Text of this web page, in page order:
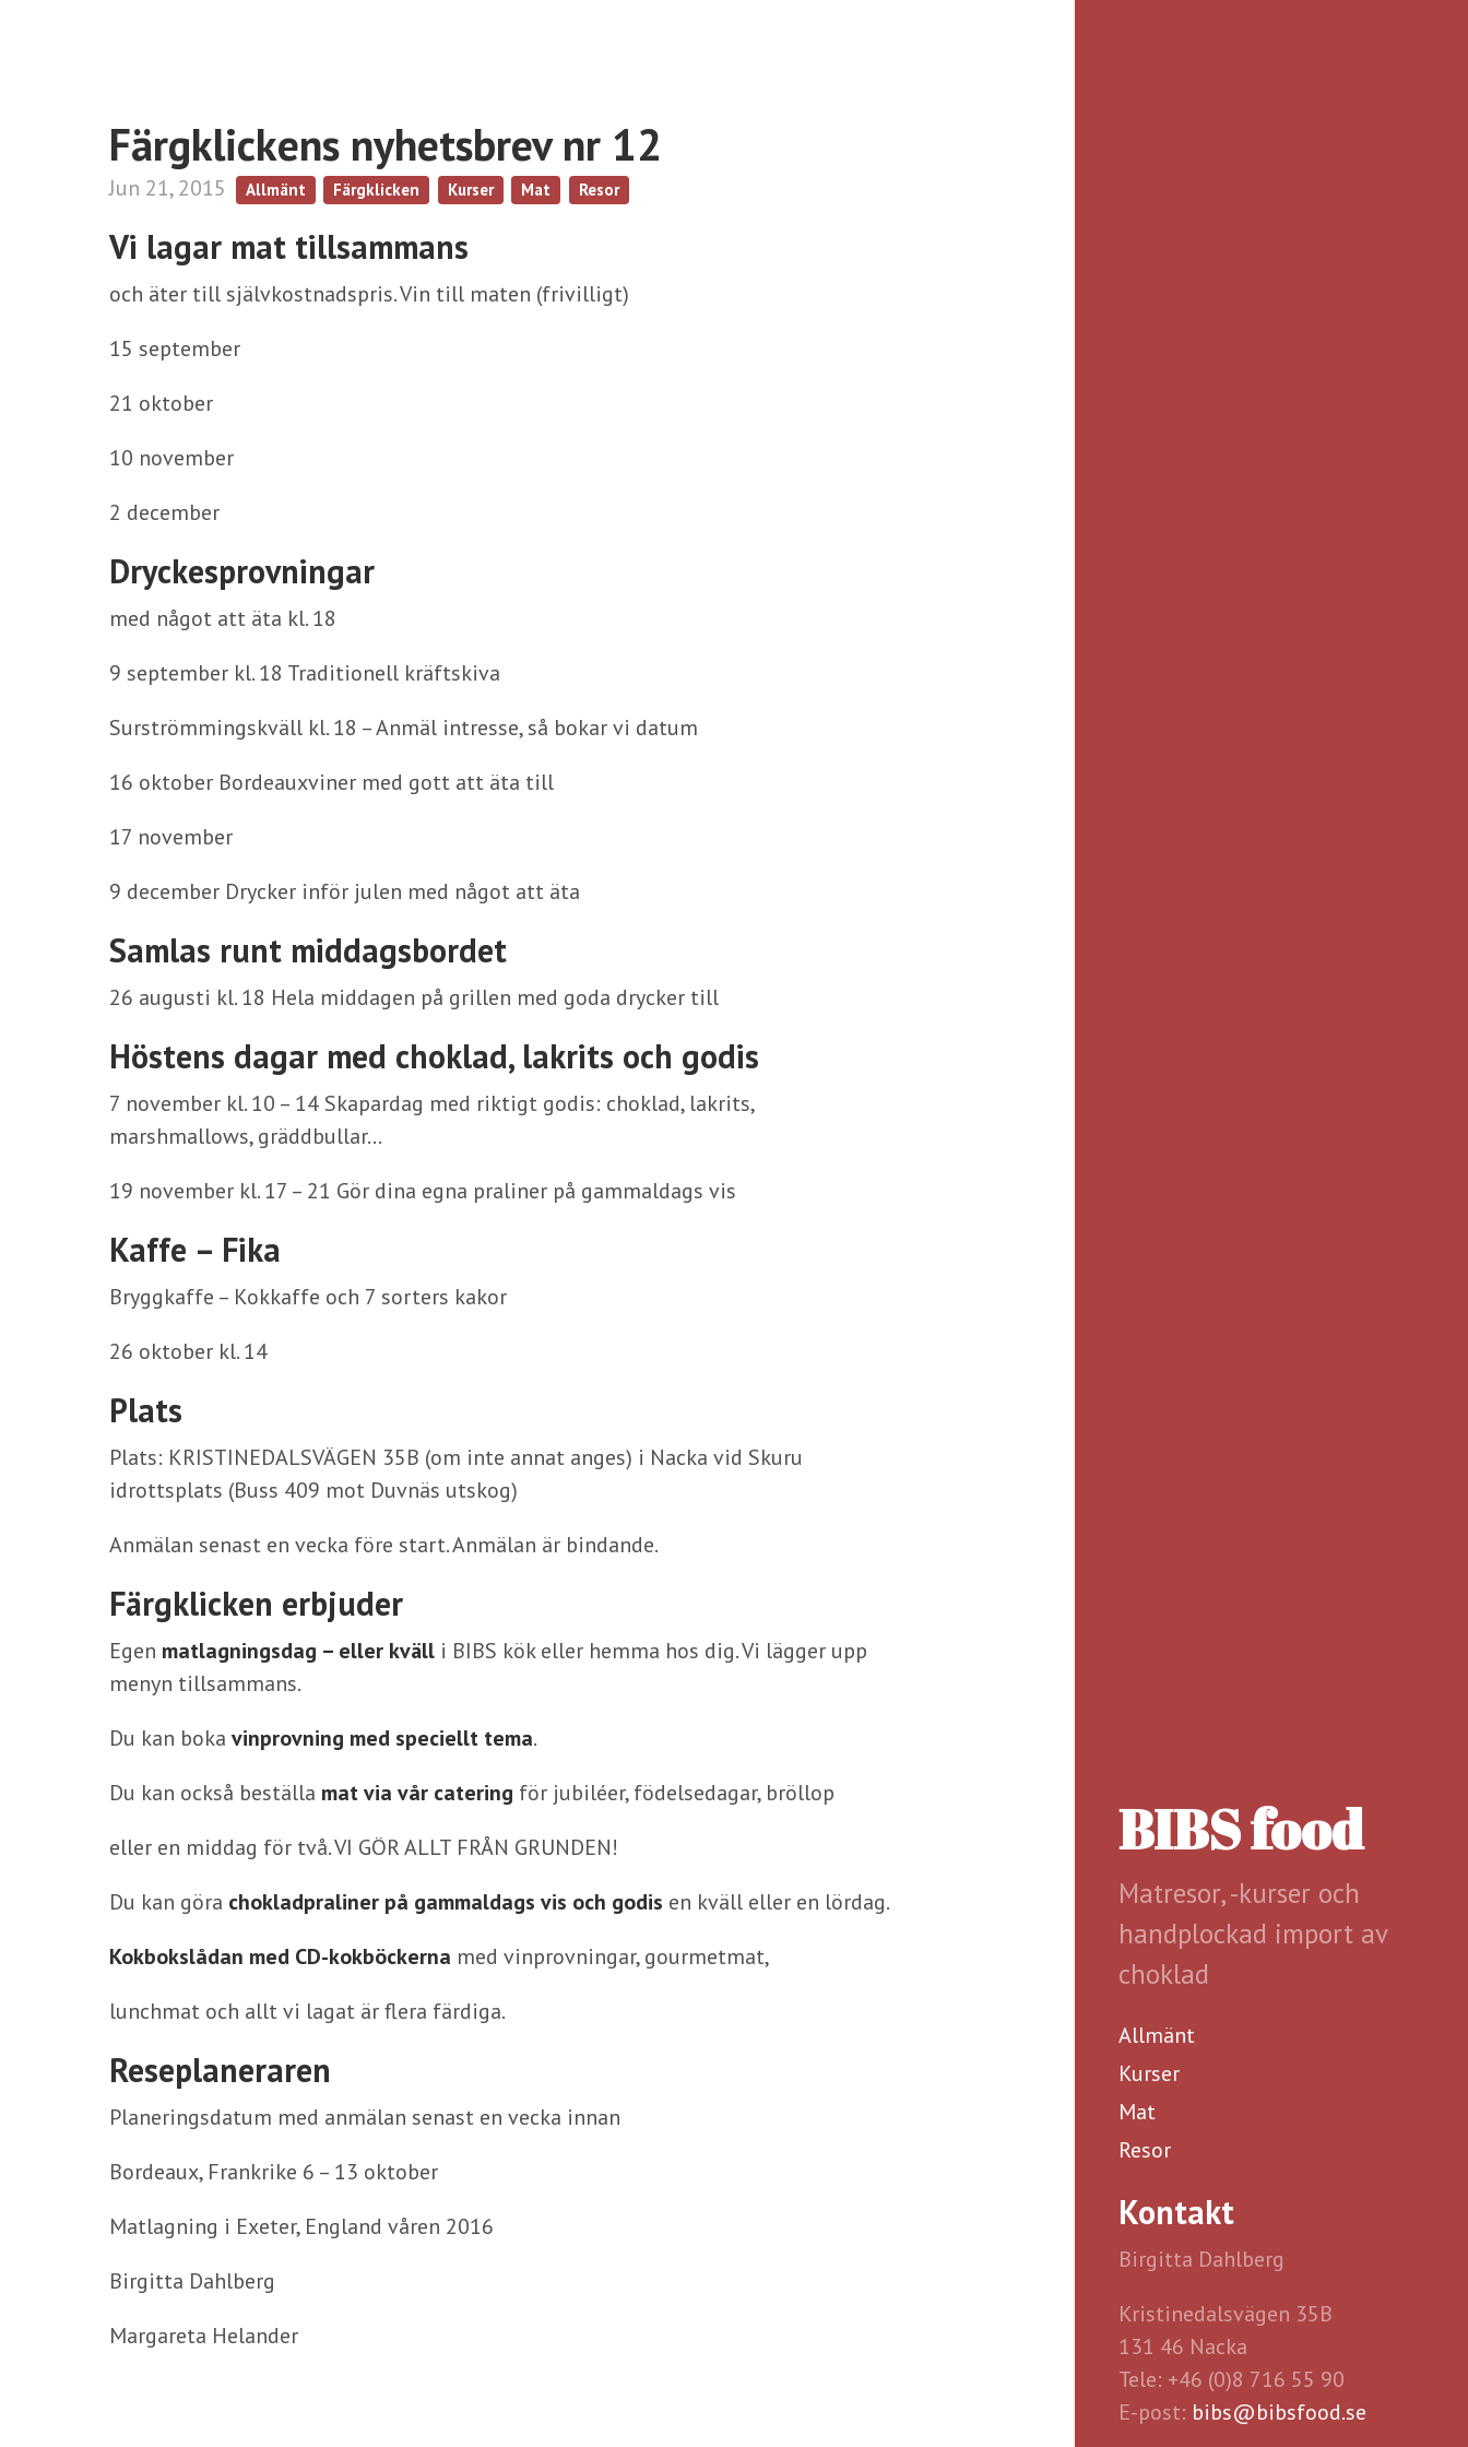
BIBS food
Matresor, -kurser och
handplockad import av
choklad
Allmänt
Kurser
Mat
Resor
Kontakt
Birgitta Dahlberg
Kristinedalsvägen 35B
131 46 Nacka
Tele: +46 (0)8 716 55 90
E-post: bibs@bibsfood.se
Färgklickens nyhetsbrev nr 12
Jun 21, 2015 Allmänt Färgklicken Kurser Mat Resor
Vi lagar mat tillsammans
och äter till självkostnadspris. Vin till maten (frivilligt)
15 september
21 oktober
10 november
2 december
Dryckesprovningar
med något att äta kl. 18
9 september kl. 18 Traditionell kräftskiva
Surströmmingskväll kl. 18 – Anmäl intresse, så bokar vi datum
16 oktober Bordeauxviner med gott att äta till
17 november
9 december Drycker inför julen med något att äta
Samlas runt middagsbordet
26 augusti kl. 18 Hela middagen på grillen med goda drycker till
Höstens dagar med choklad, lakrits och godis
7 november kl. 10 – 14 Skapardag med riktigt godis: choklad, lakrits,
marshmallows, gräddbullar…
19 november kl. 17 – 21 Gör dina egna praliner på gammaldags vis
Kaffe – Fika
Bryggkaffe – Kokkaffe och 7 sorters kakor
26 oktober kl. 14
Plats
Plats: KRISTINEDALSVÄGEN 35B (om inte annat anges) i Nacka vid Skuru
idrottsplats (Buss 409 mot Duvnäs utskog)
Anmälan senast en vecka före start. Anmälan är bindande.
Färgklicken erbjuder
Egen matlagningsdag – eller kväll i BIBS kök eller hemma hos dig. Vi lägger upp
menyn tillsammans.
Du kan boka vinprovning med speciellt tema.
Du kan också beställa mat via vår catering för jubiléer, födelsedagar, bröllop
eller en middag för två. VI GÖR ALLT FRÅN GRUNDEN!
Du kan göra chokladpraliner på gammaldags vis och godis en kväll eller en lördag.
Kokbokslådan med CD-kokböckerna med vinprovningar, gourmetmat,
lunchmat och allt vi lagat är flera färdiga.
Reseplaneraren
Planeringsdatum med anmälan senast en vecka innan
Bordeaux, Frankrike 6 – 13 oktober
Matlagning i Exeter, England våren 2016
Birgitta Dahlberg
Margareta Helander